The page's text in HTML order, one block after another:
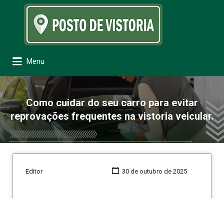
Procurar:
Menu
Como cuidar do seu carro para evitar
reprovações frequentes na vistoria veicular.
Editor 30 de outubro de 2025